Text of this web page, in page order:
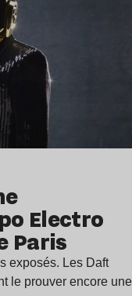
Electro
Paris
exposés. Les Daft
le prouver encore une